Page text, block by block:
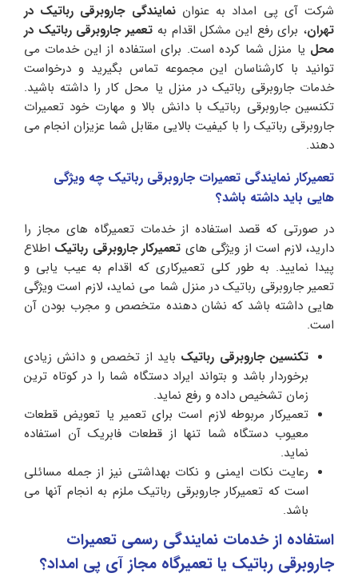
شرکت آی پی امداد به عنواننمایندگی جاروبرقی رباتیک در
تهران، برای رفع این مشکل اقدام به تعمیر جاروبرقی رباتیک در
محل یا منزل شما کرده است. برای استفاده از این خدمات می
توانید با کارشناسان این مجموعه تماس بگیرید و درخواست
خدمات جاروبرقی رباتیک در منزل یا محل کار را داشته باشید.
تکنسین جاروبرقی رباتیک با دانش بالا و مهارت خود تعمیرات
جاروبرقی رباتیک را با کیفیت بالایی مقابل شما عزیزان انجام می
دهند.
تعمیرکار نمایندگی تعمیرات جاروبرقی رباتیک چه ویژگی
هایی باید داشته باشد؟
در صورتی که قصد استفاده از خدمات تعمیرگاه های مجاز را
دارید، لازم است از ویژگی های تعمیرکار جاروبرقی رباتیک اطلاع
پیدا نمایید. به طور کلی تعمیرکاری که اقدام به عیب یابی و
تعمیر جاروبرقی رباتیک در منزل شما می نماید، لازم است ویژگی
هایی داشته باشد که نشان دهنده متخصص و مجرب بودن آن
است.
تکنسین جاروبرقی رباتیک باید از تخصص و دانش زیادی
برخوردار باشد و بتواند ایراد دستگاه شما را در کوتاه ترین
زمان تشخیص داده و رفع نماید.
تعمیرکار مربوطه لازم است برای تعمیر یا تعویض قطعات
معیوب دستگاه شما تنها از قطعات فابریک آن استفاده
نماید.
رعایت نکات ایمنی و نکات بهداشتی نیز از جمله مسائلی
است که تعمیرکار جاروبرقی رباتیک ملزم به انجام آنها می
باشد.
استفاده از خدمات نمایندگی رسمی تعمیرات
جاروبرقی رباتیک یا تعمیرگاه مجاز آی پی امداد؟